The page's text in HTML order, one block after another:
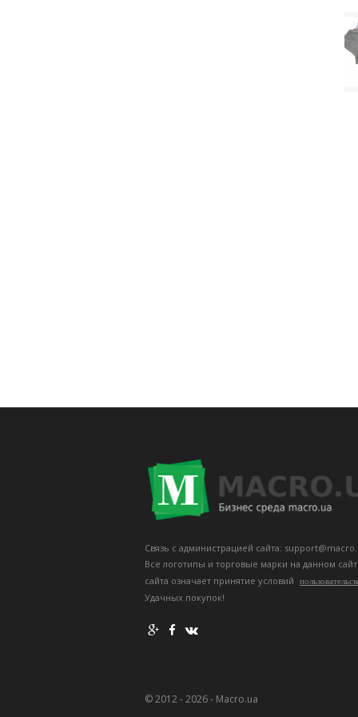
Связь с администрацией сайта:
Все логотипы и торговые марки на данном
сайта означает принятие условий
Удачных покупок!
© 2012 - 2026 - Macro.ua